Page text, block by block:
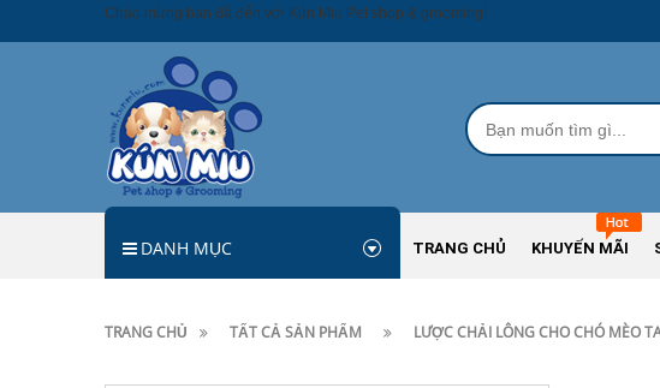
Chào mừng bạn đã đến với Kún Miu Pet shop & grooming!
DANH MỤC TRANG CHỦ KHUYẾN MÃI
TRANG CHỦ TẤT CẢ SẢN PHẨM LƯỢC CHẢI LÔNG CHO CHÓ MÈO